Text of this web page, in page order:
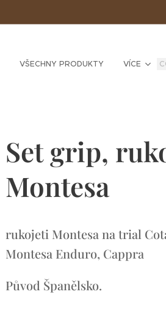
VŠECHNY PRODUKTY VÍCE
Set grip,
Montesa
rukojeti Montesa na trial Cota
Montesa Enduro, Cappra
Původ Španělsko.